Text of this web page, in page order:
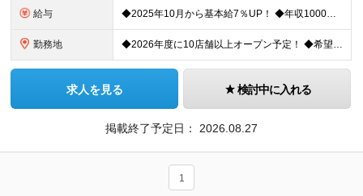
給与 ◆2025年10月から基本給7％UP！ ◆年収1000万円も可能 ◆賞与年2回支給（平均支給額3.3カ月分） 月給30万円～34万6,500円＋賞与＋各種手当 ※固定残業代あり（5時間分／月5万6
勤務地 ◆2026年度に10店舗以上オープン予定！ ◆希望考慮・自宅から通勤可能な範囲で決定 ◆バイク・車通勤もOK 東京・埼玉・千葉・神奈川・群馬・大阪・兵庫・愛知にある、各ブランド店舗への配属となります
求人を見る 検討中に入れる
掲載終了予定日： 2026.08.27
1